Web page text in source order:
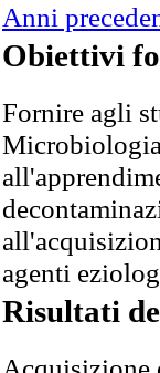
Anni
Obiettivi
Fornire agli
agenti
Risultati